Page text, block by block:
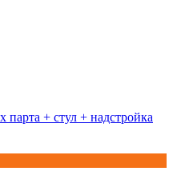
+ стул + надстройка